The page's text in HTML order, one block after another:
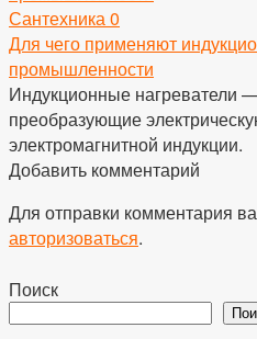
Сантехника0
Для чего применяют
промышленности
Индукционные нагреватели
преобразующие
электромагнитной индукции.
Добавить комментарий
Для отправки комментария
авторизоваться.
Поиск